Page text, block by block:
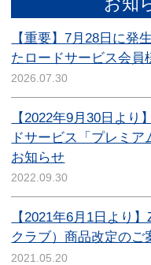
【重要】7月28日に発
たロードサービス会員
2026.07.30
【2022年9月30日よ
ドサービス「プレミ
お知らせ
2022.09.30
【2021年6月1日より
クラブ）商品改定のご
2021.05.20